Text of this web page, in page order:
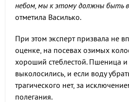
небом, мы к этому должны быть
отметила Василько.
При этом эксперт призвала не
оценке, на посевах озимых
хороший стеблестой. Пшеница
выколосились, и если воду
трагического нет, за
полегания.